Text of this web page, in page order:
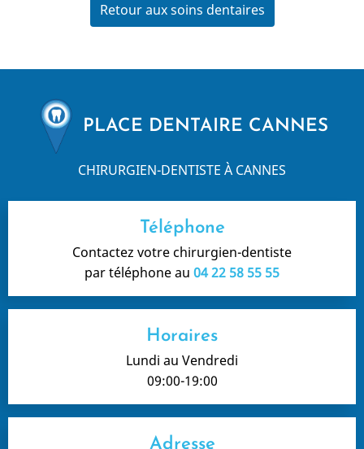
Retour aux soins dentaires
PLACE DENTAIRE CANNES
CHIRURGIEN-DENTISTE À CANNES
Téléphone
Contactez votre chirurgien-dentiste
par téléphone au 04 22 58 55 55
Horaires
Lundi au Vendredi
09:00-19:00
Adresse